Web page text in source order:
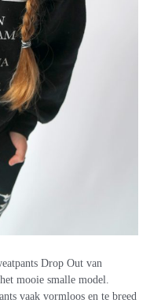
Drop Out van
mooie smalle model.
vaak vormloos en te breed